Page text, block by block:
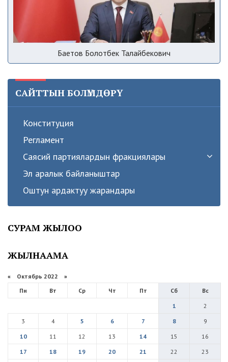
Баетов Болотбек Талайбекович
САЙТТЫН БОЛҮМДӨРҮ
Конституция
Регламент
Саясий партиялардын фракциялары
Эл аралык байланыштар
Оштун ардактуу жарандары
СУРАМ ЖЫЛОО
ЖЫЛНААМА
« Октябрь 2022 »
Пн
Вт Ср Чт Пт Сб
Вс
1
2
3
4 5 6 7 8
9
10
11 12 13 14 15
16
17
18 19 20 21 22
23